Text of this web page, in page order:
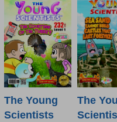
The Young
Scientists
The